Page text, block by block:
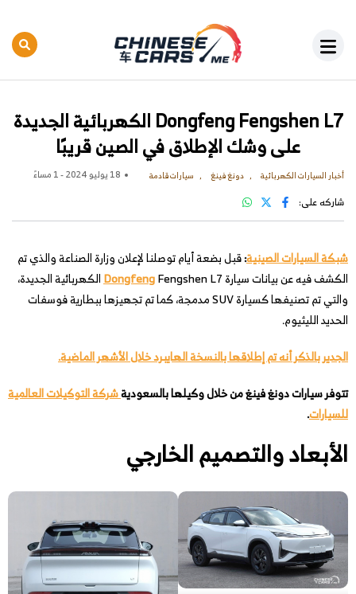
Dongfeng Fengshen L7 الكهربائية الجديدة
على وشك الإطلاق في الصين قريبًا
أخبار السيارات الكهربائية دونغ فينغ سيارات قادمة 18 يوليو 2024 - 1 مساءً
شاركه على:
شبكة السيارات الصينية:قبل بضعة أيام توصلنا لإعلان وزارة الصناعة والذي تم
الكشف فيه عن بيانات سيارة
Dongfeng Fengshen L7 الكهربائية الجديدة،
والتي تم تصنيفها كسيارة SUV مدمجة، كما تم تجهيزها ببطارية فوسفات
الحديد الليثيوم.
الجدير بالذكر أنه تم إطلاقها بالنسخة الهايبرد خلال الأشهر الماضية.
تتوفر سيارات دونغ فينغ من خلال وكيلها بالسعوديةشركة التوكيلات العالمية
للسيارات.
الأبعاد والتصميم الخارجي